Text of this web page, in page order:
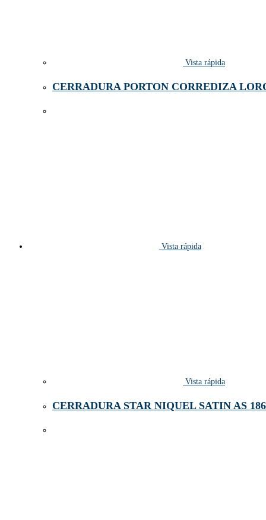
Vista rápida
CERRADURA PORTON CORREDIZA
Vista rápida
Vista rápida
CERRADURA STAR NIQUEL SATIN AS